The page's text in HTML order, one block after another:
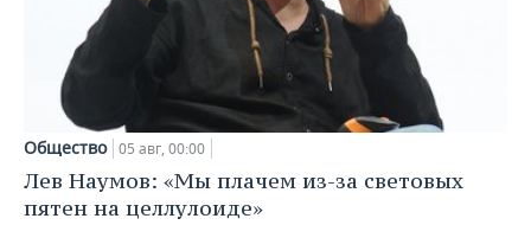
Общество 05 авг, 00:00
Лев Наумов: «Мы плачем из-за световых
пятен на целлулоиде»